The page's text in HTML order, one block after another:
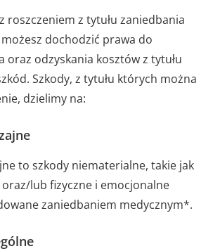
roszczeniem z tytułu zaniedbania
dochodzić prawa do
oraz odzyskania kosztów z tytułu
Szkody, z tytułu których można
dzielimy na:
to szkody niematerialne, takie jak
lub fizyczne i emocjonalne
zaniedbaniem medycznym*.